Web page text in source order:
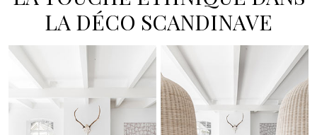
LA DÉCO SCANDINAVE